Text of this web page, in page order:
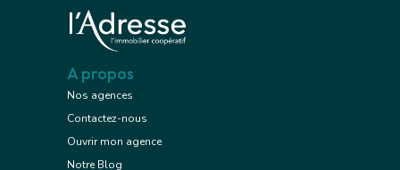
A propos
Nos agences
Contactez-nous
Ouvrir mon agence
Notre Blog